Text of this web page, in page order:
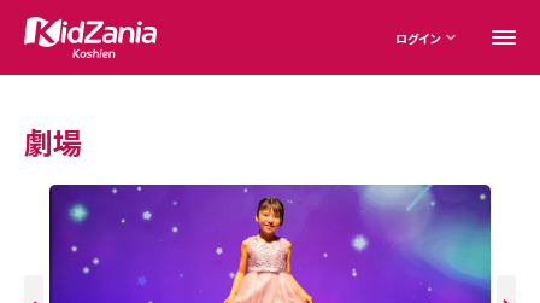
ログイン
劇場